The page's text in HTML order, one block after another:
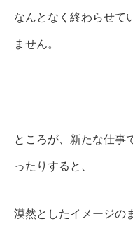
なんとなく終わらせて
ません。
ところが、新たな仕事
ったりすると、
漠然としたイメージの